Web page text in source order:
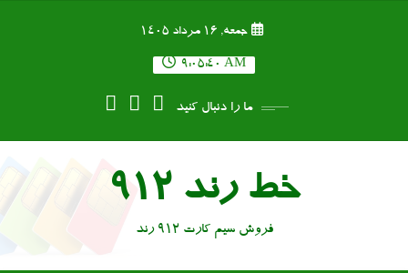
جمعه, ۱۶ مرداد ۱۴۰۵
9:05:40 AM
ما را دنبال کنید
خط رند 912
فروش سیم کارت 912 رند